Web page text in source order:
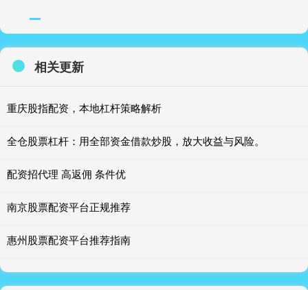
相关更新
重庆股指配资，本地杠杆策略解析
全仓股票杠杆：用全部资金借款炒股，放大收益与风险。
配资招代理 高返佣 条件优
南京股票配资平台正规推荐
惠州股票配资平台推荐指南